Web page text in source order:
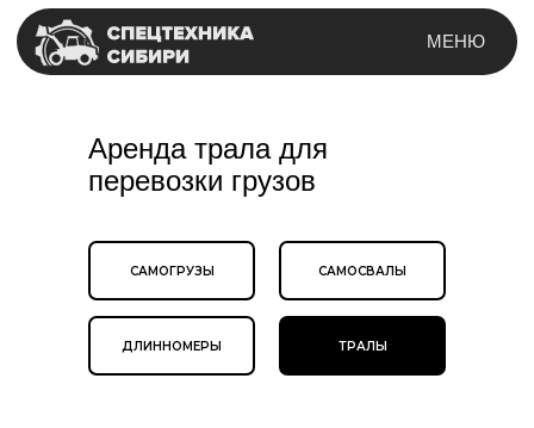
Аренда трала для
перевозки грузов
САМОГРУЗЫ САМОСВАЛЫ
ДЛИННОМЕРЫ ТРАЛЫ